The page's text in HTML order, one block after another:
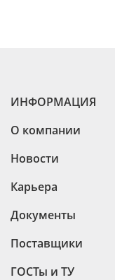
ИНФОРМАЦИЯ
О компании
Новости
Карьера
Документы
Поставщики
ГОСТы и ТУ